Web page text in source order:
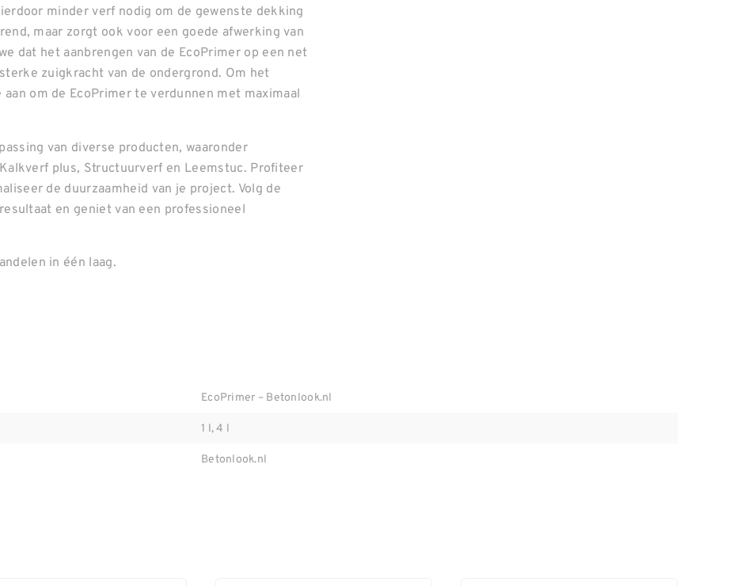
minder verf nodig om de gewenste dekking
maar zorgt ook voor een goede afwerking van
dat het aanbrengen van de EcoPrimer op een net
zuigkracht van de ondergrond. Om het
om de EcoPrimer te verdunnen met maximaal
van diverse producten, waaronder
plus, Structuurverf en Leemstuc. Profiteer
de duurzaamheid van je project. Volg de
en geniet van een professioneel
in één laag.
EcoPrimer – Betonlook.nl
1 l, 4 l
Betonlook.nl